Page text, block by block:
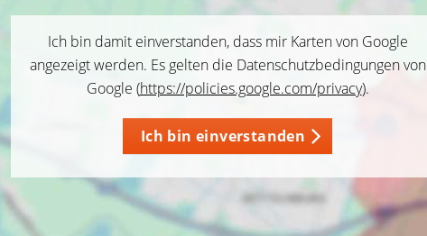
Ich bin damit einverstanden, dass mir Karten von Google
angezeigt werden. Es gelten die Datenschutzbedingungen von
Google (https://policies.google.com/privacy).
Ich bin einverstanden